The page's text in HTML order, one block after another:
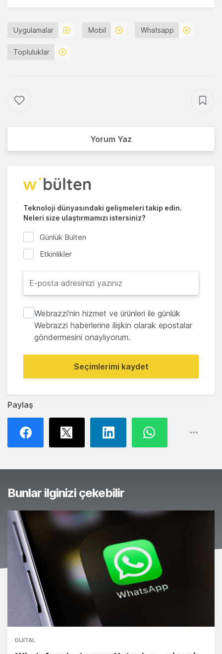
Paylaş
Uygulamalar Mobil Whatsapp
Topluluklar
Yorum Yaz
Teknoloji dünyasındaki gelişmeleri takip edin.
Neleri size ulaştırmamızı istersiniz?
Günlük Bülten
Etkinlikler
Webrazzi'nin hizmet ve ürünleri ile günlük
Webrazzi haberlerine ilişkin olarak epostalar
göndermesini onaylıyorum.
Seçimlerimi kaydet
Bunlar ilginizi çekebilir
DIJITAL